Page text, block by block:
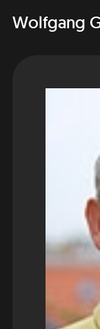
Wolfgang